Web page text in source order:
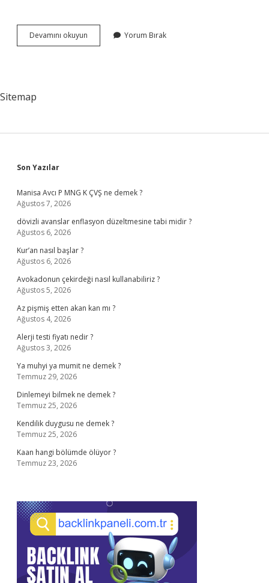
Devamını okuyun Antartikanin
Altinda
Yorum Bırak
Sitemap
Sidebar
Son Yazılar
Manisa Avcı P MNG K ÇVŞ ne demek ?
Ağustos 7, 2026
dövizli avanslar enflasyon düzeltmesine tabi midir ?
Ağustos 6, 2026
Kur’an nasıl başlar ?
Ağustos 6, 2026
Avokadonun çekirdeği nasıl kullanabiliriz ?
Ağustos 5, 2026
Az pişmiş etten akan kan mı ?
Ağustos 4, 2026
Alerji testi fiyatı nedir ?
Ağustos 3, 2026
Ya muhyi ya mumit ne demek ?
Temmuz 29, 2026
Dinlemeyi bilmek ne demek ?
Temmuz 25, 2026
Kendilik duygusu ne demek ?
Temmuz 25, 2026
Kaan hangi bölümde ölüyor ?
Temmuz 23, 2026